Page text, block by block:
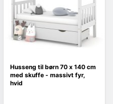
Husseng til børn 70 x 140 cm
med skuffe - massivt fyr,
hvid